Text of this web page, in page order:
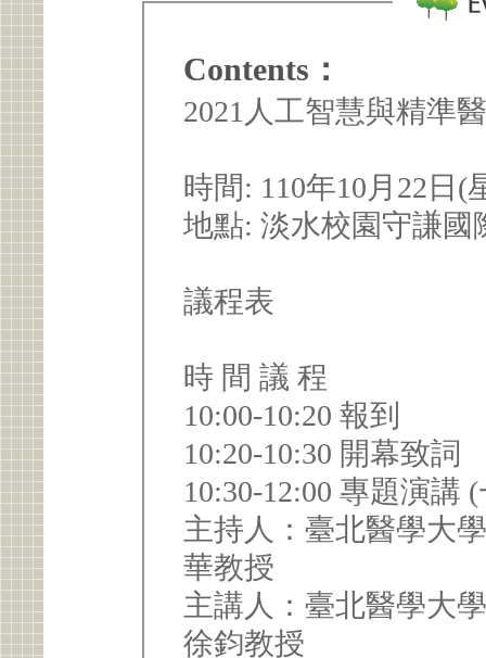
Contents：
2021人工智慧與精準
時間: 110年10月22日(
地點: 淡水校園守謙國
議程表
時 間 議 程
10:00-10:20 報到
10:20-10:30 開幕致詞
10:30-12:00 專題演講
主持人：臺北醫學大
華教授
主講人：臺北醫學大
徐鈞教授